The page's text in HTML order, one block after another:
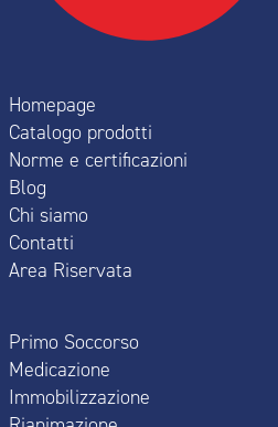
Homepage
Catalogo prodotti
Norme e certificazioni
Blog
Chi siamo
Contatti
Area Riservata
Primo Soccorso
Medicazione
Immobilizzazione